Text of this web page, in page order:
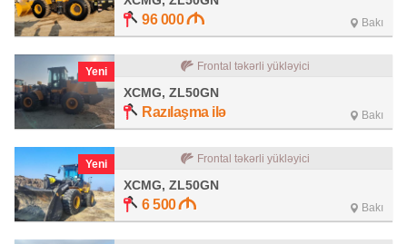
96 000 Bakı
Yeni Frontal təkərli yükləyici
XCMG, ZL50GN
Razılaşma ilə Bakı
Yeni Frontal təkərli yükləyici
XCMG, ZL50GN
6 500 Bakı